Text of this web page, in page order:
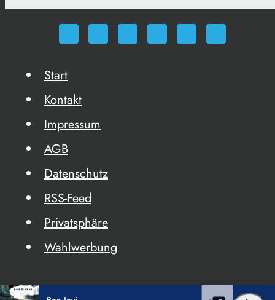
Start
Kontakt
Impressum
AGB
Datenschutz
RSS-Feed
Privatsphäre
Wahlwerbung